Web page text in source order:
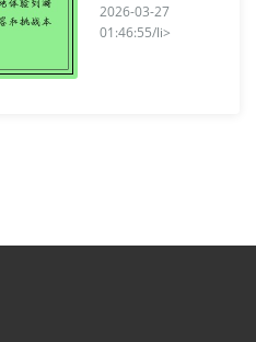
2026-03-27
01:46:55/li>